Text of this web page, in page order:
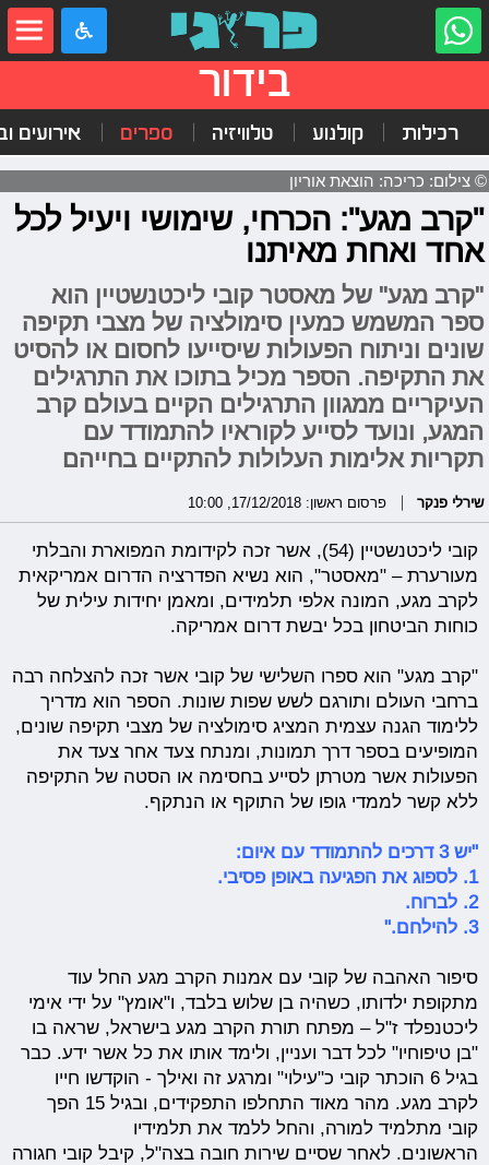
בידור
רכילות קולנוע טלוויזיה ספרים אירועים
© צילום: כריכה: הוצאת אוריון
"קרב מגע": הכרחי, שימושי ויעיל לכל
אחד ואחת מאיתנו
"קרב מגע" של מאסטר קובי ליכטנשטיין הוא
ספר המשמש כמעין סימולציה של מצבי תקיפה
שונים וניתוח הפעולות שיסייעו לחסום או להסיט
את התקיפה. הספר מכיל בתוכו את התרגילים
העיקריים ממגוון התרגילים הקיים בעולם קרב
המגע, ונועד לסייע לקוראיו להתמודד עם
תקריות אלימות העלולות להתקיים בחייהם
שירלי פנקר פרסום ראשון: 17/12/2018, 10:00
קובי ליכטנשטיין (54), אשר זכה לקידומת המפוארת והבלתי
מעורערת – "מאסטר", הוא נשיא הפדרציה הדרום אמריקאית
לקרב מגע, המונה אלפי תלמידים, ומאמן יחידות עילית של
כוחות הביטחון בכל יבשת דרום אמריקה.
"קרב מגע" הוא ספרו השלישי של קובי אשר זכה להצלחה רבה
ברחבי העולם ותורגם לשש שפות שונות. הספר הוא מדריך
ללימוד הגנה עצמית המציג סימולציה של מצבי תקיפה שונים,
המופיעים בספר דרך תמונות, ומנתח צעד אחר צעד את
הפעולות אשר מטרתן לסייע בחסימה או הסטה של התקיפה
ללא קשר לממדי גופו של התוקף או הנתקף.
"יש 3 דרכים להתמודד עם איום:
1. לספוג את הפגיעה באופן פסיבי.
2. לברוח.
3. להילחם."
סיפור האהבה של קובי עם אמנות הקרב מגע החל עוד
מתקופת ילדותו, כשהיה בן שלוש בלבד, ו"אומץ" על ידי אימי
ליכטנפלד ז"ל – מפתח תורת הקרב מגע בישראל, שראה בו
"בן טיפוחיו" לכל דבר ועניין, ולימד אותו את כל אשר ידע. כבר
בגיל 6 הוכתר קובי כ"עילוי" ומרגע זה ואילך - הוקדשו חייו
לקרב מגע. מהר מאוד התחלפו התפקידים, ובגיל 15 הפך
קובי מתלמיד למורה, והחל ללמד את תלמידיו
הראשונים. לאחר שסיים שירות חובה בצה"ל, קיבל קובי חגורה